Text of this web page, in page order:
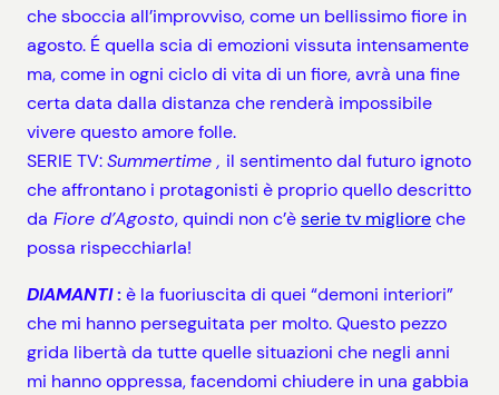
che sboccia all’improvviso, come un bellissimo fiore in
agosto. É quella scia di emozioni vissuta intensamente
ma, come in ogni ciclo di vita di un fiore, avrà una fine
certa data dalla distanza che renderà impossibile
vivere questo amore folle.
SERIE TV:Summertime , il sentimento dal futuro ignoto
che affrontano i protagonisti è proprio quello descritto
da Fiore d’Agosto, quindi non c’èserie tv miglioreche
possa rispecchiarla!
DIAMANTI:è la fuoriuscita di quei “demoni interiori”
che mi hanno perseguitata per molto. Questo pezzo
grida libertà da tutte quelle situazioni che negli anni
mi hanno oppressa, facendomi chiudere in una gabbia